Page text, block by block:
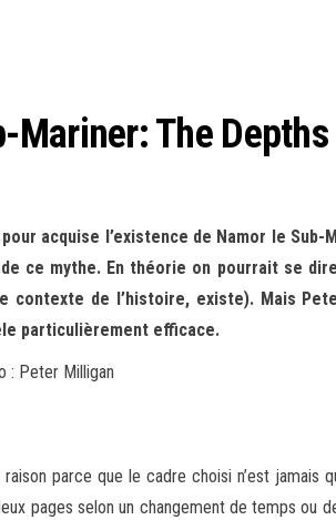
Mariner: The
acquise l’existence de Namor le
ce mythe. En théorie on pourrait se
contexte de l’histoire, existe). Mais
particulièrement efficace.
: Peter Milligan
parce que le cadre choisi n’est jamais
pages selon un changement de temps ou